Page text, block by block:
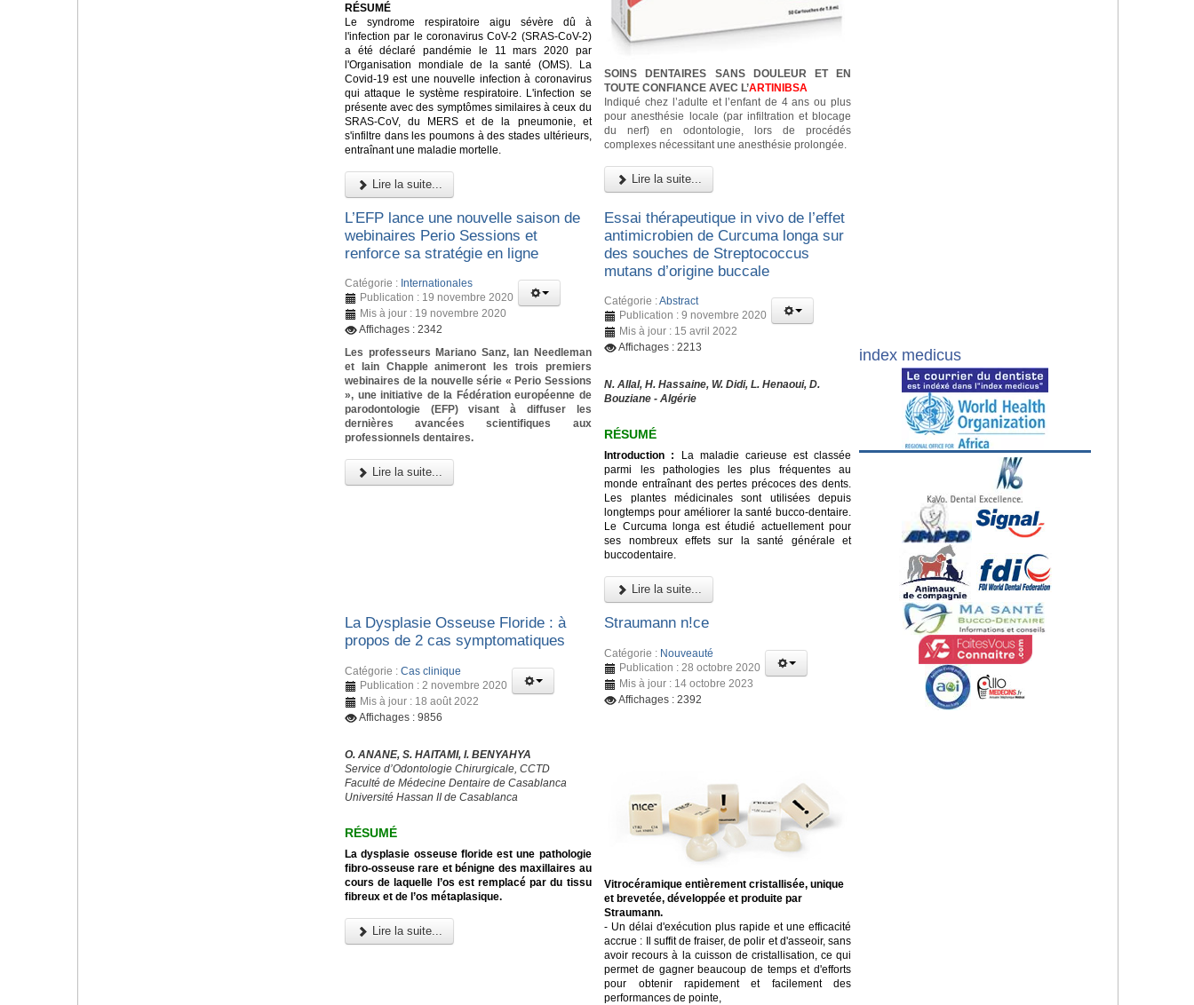
RÉSUMÉ
Le syndrome respiratoire aigu sévère dû à
l'infection par le coronavirus CoV-2 (SRAS-CoV-2)
a été déclaré pandémie le 11 mars 2020 par
l'Organisation mondiale de la santé (OMS). La
Covid-19 est une nouvelle infection à coronavirus
qui attaque le système respiratoire. L'infection se
présente avec des symptômes similaires à ceux du
SRAS-CoV, du MERS et de la pneumonie, et
s'infiltre dans les poumons à des stades ultérieurs,
entraînant une maladie mortelle.
Lire la suite...
SOINS DENTAIRES SANS DOULEUR ET EN
TOUTE CONFIANCE AVEC L’ARTINIBSA
Indiqué chez l’adulte et l’enfant de 4 ans ou plus
pour anesthésie locale (par infiltration et blocage
du nerf) en odontologie, lors de procédés
complexes nécessitant une anesthésie prolongée.
Lire la suite...
L’EFP lance une nouvelle saison de
webinaires Perio Sessions et
renforce sa stratégie en ligne
Catégorie : Internationales
Publication : 19 novembre 2020
Mis à jour : 19 novembre 2020
Affichages : 2342
Les professeurs Mariano Sanz, Ian Needleman
et Iain Chapple animeront les trois premiers
webinaires de la nouvelle série « Perio Sessions
», une initiative de la Fédération européenne de
parodontologie (EFP) visant à diffuser les
dernières avancées scientifiques aux
professionnels dentaires.
Lire la suite...
Essai thérapeutique in vivo de l’effet
antimicrobien de Curcuma longa sur
des souches de Streptococcus
mutans d’origine buccale
Catégorie :Abstract
Publication : 9 novembre 2020
Mis à jour : 15 avril 2022
Affichages : 2213
N. Allal, H. Hassaine, W. Didi, L. Henaoui, D.
Bouziane - Algérie
RÉSUMÉ
Introduction :
La maladie carieuse est classée
parmi les pathologies les plus fréquentes au
monde entraînant des pertes précoces des dents.
Les plantes médicinales sont utilisées depuis
longtemps pour améliorer la santé bucco-dentaire.
Le Curcuma longa est étudié actuellement pour
ses nombreux effets sur la santé générale et
buccodentaire.
Lire la suite...
La Dysplasie Osseuse Floride : à
propos de 2 cas symptomatiques
Catégorie : Cas clinique
Publication : 2 novembre 2020
Mis à jour : 18 août 2022
Affichages : 9856
O. ANANE, S. HAITAMI, I. BENYAHYA
Service d’Odontologie Chirurgicale, CCTD
Faculté de Médecine Dentaire de Casablanca
Université Hassan II de Casablanca
RÉSUMÉ
La dysplasie osseuse floride est une pathologie
fibro-osseuse rare et bénigne des maxillaires au
cours de laquelle l’os est remplacé par du tissu
fibreux et de l’os métaplasique.
Lire la suite...
Straumann n!ce
Catégorie : Nouveauté
Publication : 28 octobre 2020
Mis à jour : 14 octobre 2023
Affichages : 2392
Vitrocéramique entièrement cristallisée, unique
et brevetée, développée et produite par
Straumann.
- Un délai d'exécution plus rapide et une efficacité
accrue : Il suffit de fraiser, de polir et d'asseoir, sans
avoir recours à la cuisson de cristallisation, ce qui
permet de gagner beaucoup de temps et d'efforts
pour obtenir rapidement et facilement des
performances de pointe,
index medicus